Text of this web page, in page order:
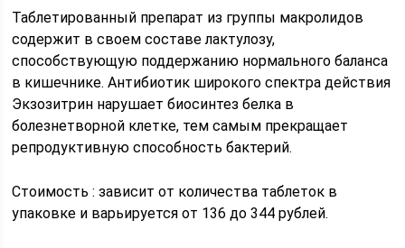
Таблетированный препарат из группы макролидов
содержит в своем составе лактулозу,
способствующую поддержанию нормального баланса
в кишечнике. Антибиотик широкого спектра действия
Экзозитрин нарушает биосинтез белка в
болезнетворной клетке, тем самым прекращает
репродуктивную способность бактерий.
Стоимость : зависит от количества таблеток в
упаковке и варьируется от 136 до 344 рублей.